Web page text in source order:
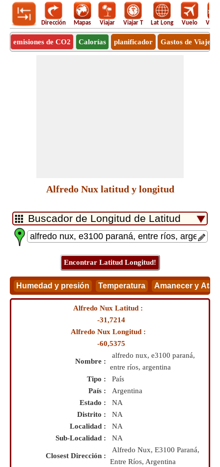
Dirección Mapas Viajar Viajar T Lat Long Vuelo
emisiones de CO2 Calorías planificador Gastos de Viaje
Alfredo Nux latitud y longitud
Alfredo Nux Latitud :
-31,7214
Alfredo Nux Longitud :
-60,5375
Nombre :
alfredo nux, e3100 paraná,
entre ríos, argentina
Tipo :
País
País :
Argentina
Estado :
NA
Distrito :
NA
Localidad :
NA
Sub-Localidad :
NA
Closest Dirección :
Alfredo Nux, E3100 Paraná,
Entre Ríos, Argentina